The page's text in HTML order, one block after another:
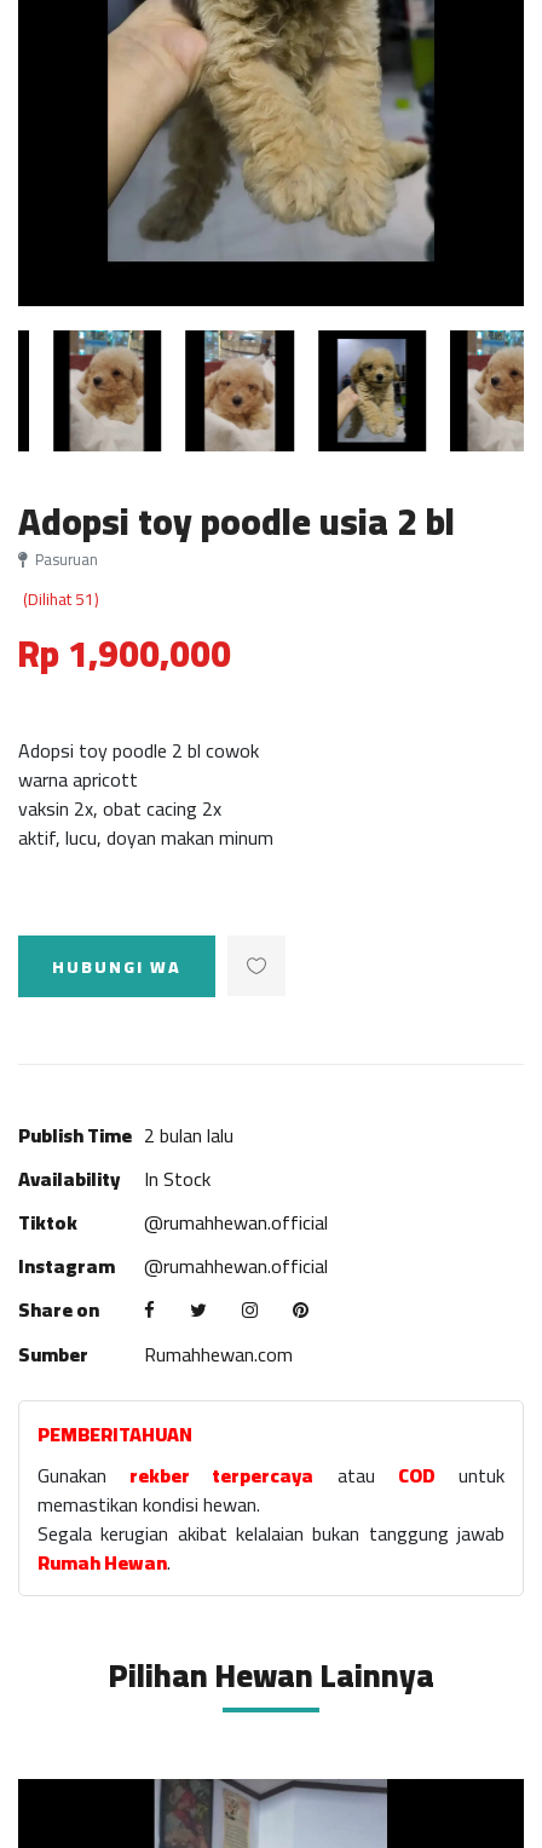
Adopsi toy poodle usia 2 bl
Pasuruan
(Dilihat 51)
Rp 1,900,000
Adopsi toy poodle 2 bl cowok
warna apricott
vaksin 2x, obat cacing 2x
aktif, lucu, doyan makan minum
HUBUNGI WA
Publish Time 2 bulan lalu
Availability
In Stock
Tiktok
@rumahhewan.official
Instagram
@rumahhewan.official
Share on
Sumber
Rumahhewan.com
PEMBERITAHUAN
Gunakan rekber terpercaya atau COD untuk
memastikan kondisi hewan.
Segala kerugian akibat kelalaian bukan tanggung jawab
Rumah Hewan.
Pilihan Hewan Lainnya